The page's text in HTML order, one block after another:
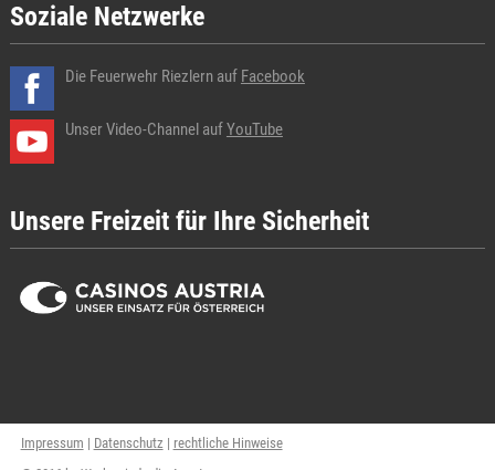
Soziale Netzwerke
Die Feuerwehr Riezlern auf Facebook
Unser Video-Channel auf YouTube
Unsere Freizeit für Ihre Sicherheit
Impressum | Datenschutz | rechtliche Hinweise